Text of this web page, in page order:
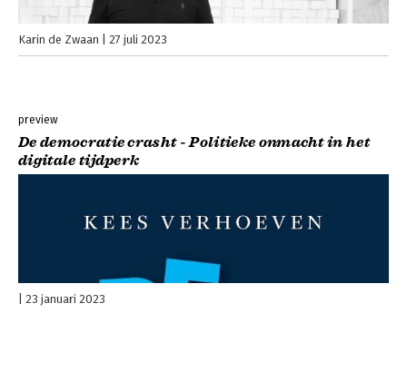
Karin de Zwaan 27 juli 2023
preview
De democratie crasht - Politieke onmacht in het
digitale tijdperk
23 januari 2023